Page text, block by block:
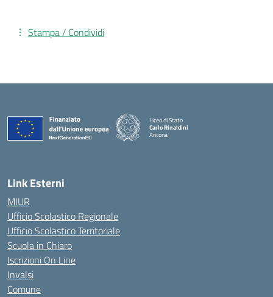
Stampa / Condividi
Liceo di Stato
Carlo Rinaldini
Ancona
Link Esterni
MIUR
Ufficio Scolastico Regionale
Ufficio Scolastico Territoriale
Scuola in Chiaro
Iscrizioni On Line
Invalsi
Comune